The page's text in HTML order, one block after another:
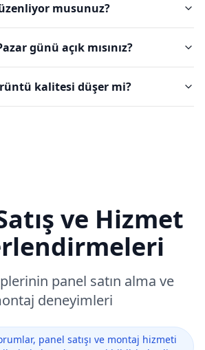
musunuz?
günü açık mısınız?
kalitesi düşer mi?
ve Hizmet
panel satın alma ve
deneyimleri
panel satışı ve montaj hizmeti